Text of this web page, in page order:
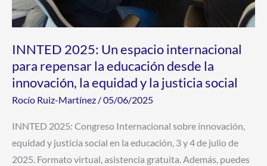
INNTED 2025: Un espacio internacional
para repensar la educación desde la
innovación, la equidad y la justicia social
Rocío Ruiz-Martínez /05/06/2025
INNTED 2025: Congreso Internacional sobre innovación,
equidad y justicia social en la educación, 3 y 4 de julio de
2025. Formato virtual, asistencia gratuita. Además, puedes
educación
desde
innovación,
la
equidad
y
la
justicia
social